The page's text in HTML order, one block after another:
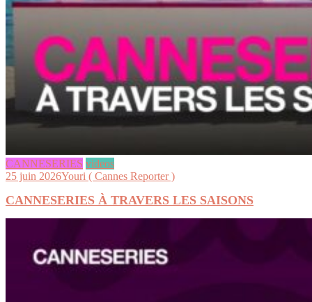
CANNESERIES videos
25 juin 2026Youri ( Cannes Reporter )
CANNESERIES À TRAVERS LES SAISONS